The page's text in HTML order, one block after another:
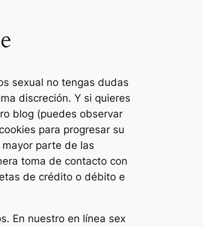
sexual no tengas dudas
discreción. Y si quieres
blog (puedes observar
para progresar su
parte de las
toma de contacto con
de crédito o débito e
En nuestro en línea sex